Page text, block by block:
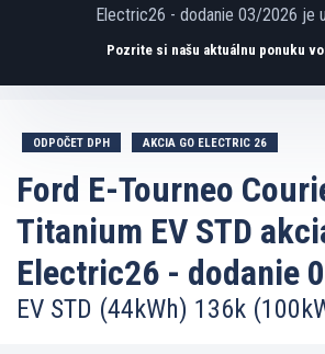
Electric26 - dodanie 03/2026 je
Pozrite si našu aktuálnu ponuku
ODPOČET DPH AKCIA GO ELECTRIC 26
Ford E-Tourneo
Titanium EV STD
Electric26 - dodanie
EV STD (44kWh) 136k